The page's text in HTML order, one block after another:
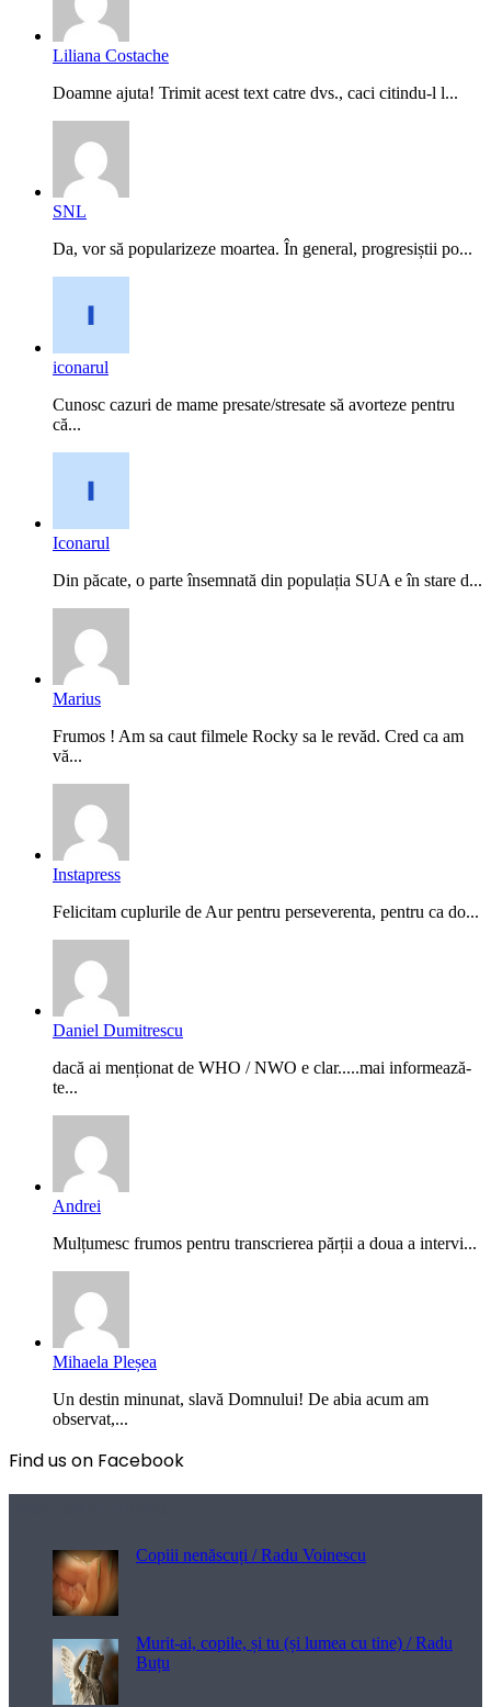
Liliana Costache
Doamne ajuta! Trimit acest text catre dvs., caci citindu-l l...
SNL
Da, vor să popularizeze moartea. În general, progresiștii po...
iconarul
Cunosc cazuri de mame presate/stresate să avorteze pentru
că...
Iconarul
Din păcate, o parte însemnată din populația SUA e în stare d...
Marius
Frumos ! Am sa caut filmele Rocky sa le revăd. Cred ca am
vă...
Instapress
Felicitam cuplurile de Aur pentru perseverenta, pentru ca do...
Daniel Dumitrescu
dacă ai menționat de WHO / NWO e clar.....mai informează-
te...
Andrei
Mulțumesc frumos pentru transcrierea părții a doua a intervi...
Mihaela Pleșea
Un destin minunat, slavă Domnului! De abia acum am
observat,...
Find us on Facebook
Copiii nenăscuți / Radu Voinescu
Murit-ai, copile, și tu (și lumea cu tine) / Radu
Buțu